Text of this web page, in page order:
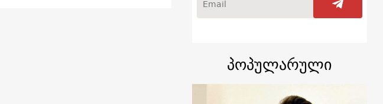
პოპულარული